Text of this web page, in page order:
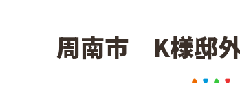
周南市 K様邸